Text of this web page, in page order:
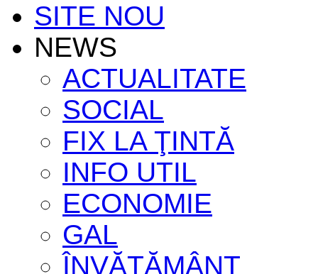
SITE NOU
NEWS
ACTUALITATE
SOCIAL
FIX LA ŢINTĂ
INFO UTIL
ECONOMIE
GAL
ÎNVĂŢĂMÂNT